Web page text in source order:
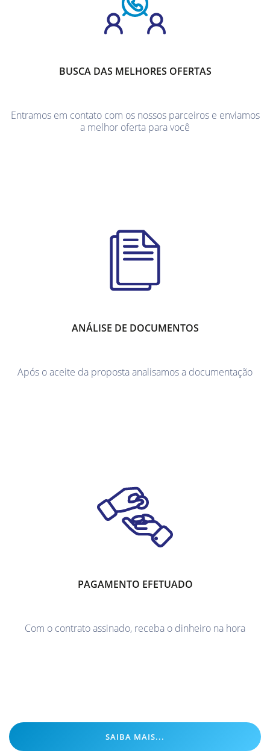
BUSCA DAS MELHORES OFERTAS
Entramos em contato com os nossos parceiros e enviamos
a melhor oferta para você
ANÁLISE DE DOCUMENTOS
Após o aceite da proposta analisamos a documentação
PAGAMENTO EFETUADO
Com o contrato assinado, receba o dinheiro na hora
SAIBA MAIS...